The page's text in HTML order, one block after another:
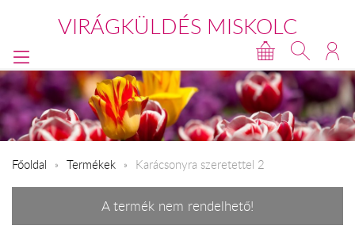
VIRÁGKÜLDÉS MISKOLC
Főoldal Termékek Karácsonyra szeretettel 2
A termék nem rendelhető!